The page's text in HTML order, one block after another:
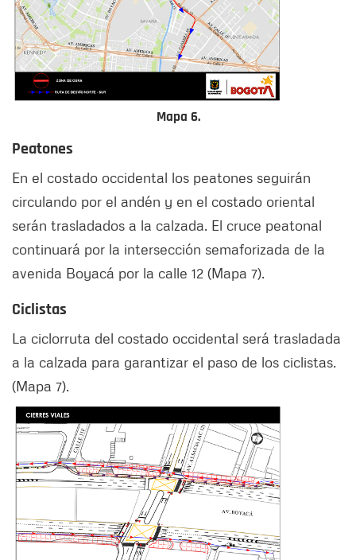
Mapa 6.
Peatones
En el costado occidental los peatones seguirán
circulando por el andén y en el costado oriental
serán trasladados a la calzada. El cruce peatonal
continuará por la intersección semaforizada de la
avenida Boyacá por la calle 12 (Mapa 7).
Ciclistas
La ciclorruta del costado occidental será trasladada
a la calzada para garantizar el paso de los ciclistas.
(Mapa 7).